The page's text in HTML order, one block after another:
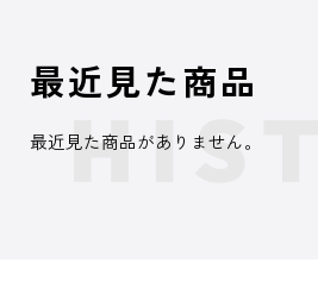
最近見た商品
最近見た商品がありません。